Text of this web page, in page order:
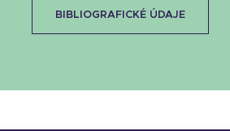
BIBLIOGRAFICKÉ ÚDAJE